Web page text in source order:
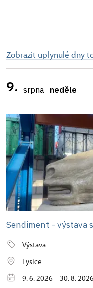
Zobrazit uplynulé dny
9. srpna neděle
Sendiment - výstava
Výstava
Lysice
9. 6. 2026 – 30. 8.